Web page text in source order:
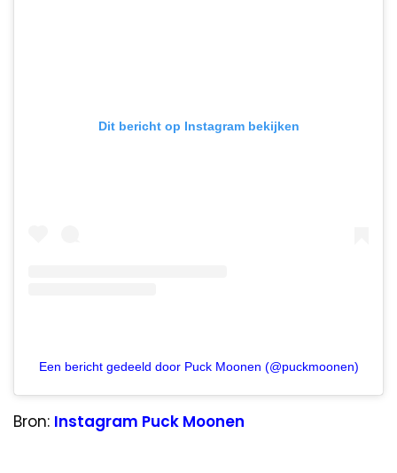
Dit bericht op Instagram bekijken
Een bericht gedeeld door Puck Moonen (@puckmoonen)
Bron: Instagram Puck Moonen